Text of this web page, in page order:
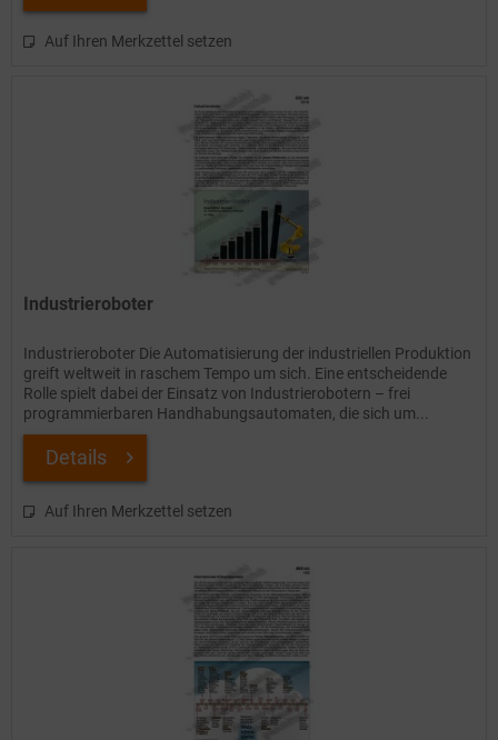
Auf Ihren Merkzettel setzen
Industrieroboter
Industrieroboter Die Automatisierung der industriellen Produktion
greift weltweit in raschem Tempo um sich. Eine entscheidende
Rolle spielt dabei der Einsatz von Industrierobotern – frei
programmierbaren Handhabungsautomaten, die sich um...
Details
Auf Ihren Merkzettel setzen